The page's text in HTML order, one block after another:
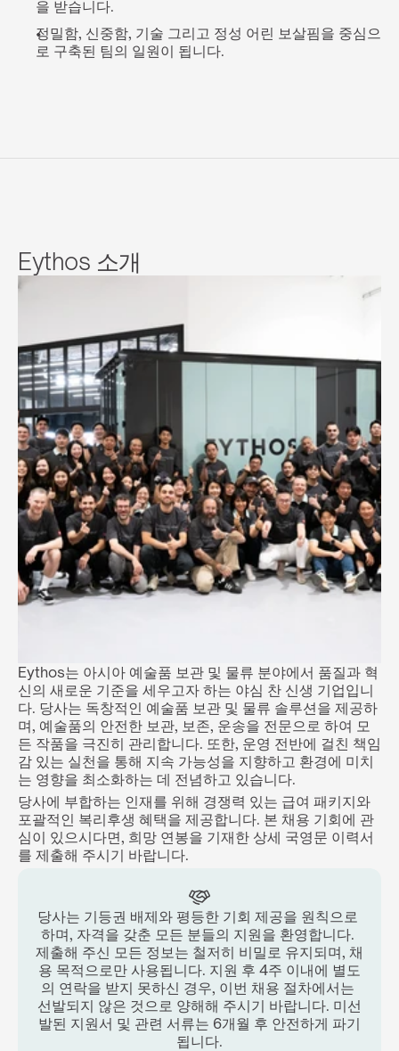
을 받습니다.
정밀함, 신중함, 기술 그리고 정성 어린 보살핌을 중심으
로 구축된 팀의 일원이 됩니다.
Eythos 소개
Eythos는 아시아 예술품 보관 및 물류 분야에서 품질과 혁
신의 새로운 기준을 세우고자 하는 야심 찬 신생 기업입니
다. 당사는 독창적인 예술품 보관 및 물류 솔루션을 제공하
며, 예술품의 안전한 보관, 보존, 운송을 전문으로 하여 모
든 작품을 극진히 관리합니다. 또한, 운영 전반에 걸친 책임
감 있는 실천을 통해 지속 가능성을 지향하고 환경에 미치
는 영향을 최소화하는 데 전념하고 있습니다.
당사에 부합하는 인재를 위해 경쟁력 있는 급여 패키지와
포괄적인 복리후생 혜택을 제공합니다. 본 채용 기회에 관
심이 있으시다면, 희망 연봉을 기재한 상세 국영문 이력서
를 제출해 주시기 바랍니다.
당사는 기등권 배제와 평등한 기회 제공을 원칙으로
하며, 자격을 갖춘 모든 분들의 지원을 환영합니다.
제출해 주신 모든 정보는 철저히 비밀로 유지되며, 채
용 목적으로만 사용됩니다. 지원 후 4주 이내에 별도
의 연락을 받지 못하신 경우, 이번 채용 절차에서는
선발되지 않은 것으로 양해해 주시기 바랍니다. 미선
발된 지원서 및 관련 서류는 6개월 후 안전하게 파기
됩니다.